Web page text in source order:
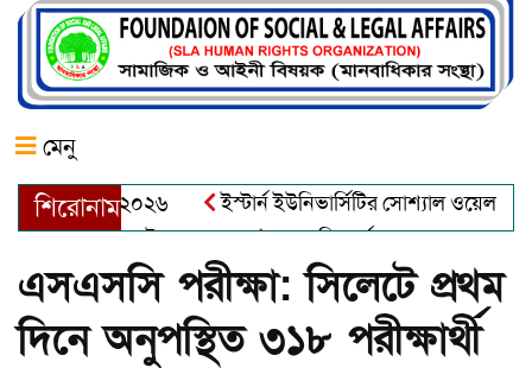
মেনু
শিরোনাম
অ্যাওয়ার্ড–২০২৬
ইস্টার্ন ইউনিভার্সিটির সোশ্যাল ওয়েলফেয়ার
খালেক এর ইন্তেকাল
আত্মশুদ্ধি অর্জন ও অশুভকে বর্জন করে
এসএসসি পরীক্ষা: সিলেটে প্রথম
দিনে অনুপস্থিত ৩১৮ পরীক্ষার্থী